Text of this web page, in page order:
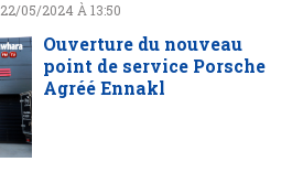
22/05/2024 À 13:50
Ouverture du nouveau
point de service Porsche
Agréé Ennakl